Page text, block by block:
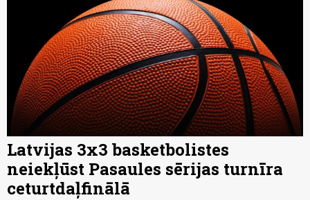
Latvijas 3x3 basketbolistes
neiekļūst Pasaules sērijas turnīra
ceturtdaļfinālā